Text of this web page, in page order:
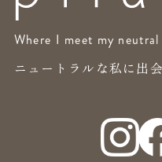
Where I meet my
ニュートラルな私に出会